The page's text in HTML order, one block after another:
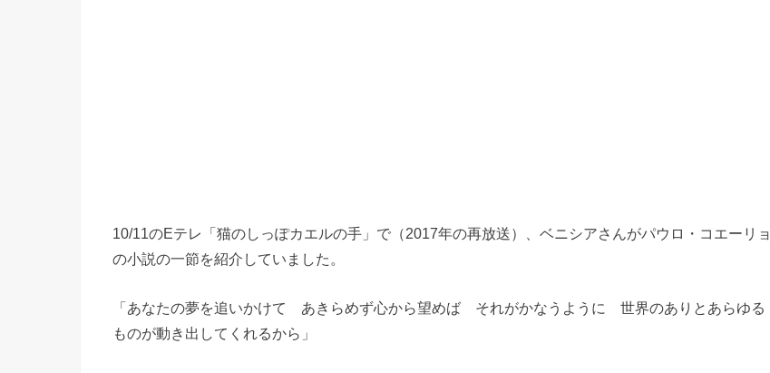
10/11のEテレ「猫のしっぽカエルの手」で（2017年の再放送）、ベニシアさんがパウロ・コエーリョ
の小説の一節を紹介していました。
「あなたの夢を追いかけて あきらめず心から望めば それがかなうように 世界のありとあらゆる
ものが動き出してくれるから」